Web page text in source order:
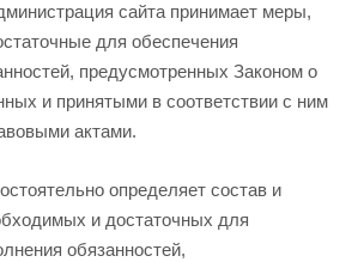
сайта принимает меры,
для обеспечения
предусмотренных Законом о
и принятыми в соответствии с ним
актами.
определяет состав и
и достаточных для
обязанностей,